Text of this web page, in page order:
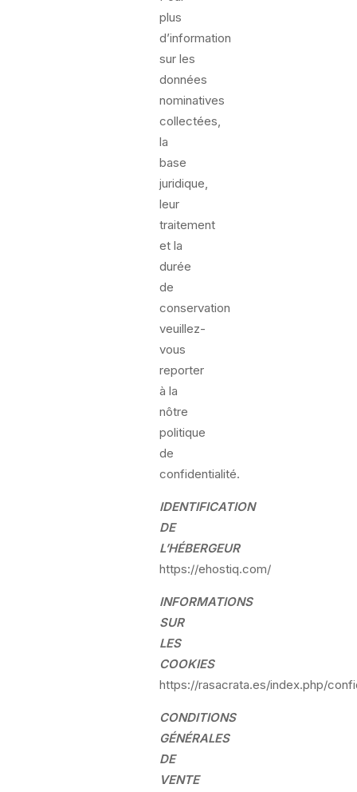
plus
d’information
sur les
données
nominatives
collectées,
la
base
juridique,
leur
traitement
et la
durée
de
conservation
veuillez-
vous
reporter
à la
nôtre
politique
de
confidentialité.
IDENTIFICATION
DE
L’HÉBERGEUR
https://ehostiq.com/
INFORMATIONS
SUR
LES
COOKIES
https://rasacrata.es/index.php/
CONDITIONS
GÉNÉRALES
DE
VENTE